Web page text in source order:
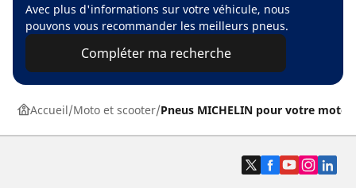
Avec plus d'informations sur votre véhicule, nous
pouvons vous recommander les meilleurs pneus.
Compléter ma recherche
Accueil Moto et scooter Pneus MICHELIN pour votre moto